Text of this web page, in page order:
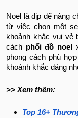
Noel là dịp để nàng
từ việc chọn một
khoảnh khắc vui vẻ
cách phối đồ noel​
phong cách phù
khoảnh khắc đáng
>> Xem thêm:
Top 16+